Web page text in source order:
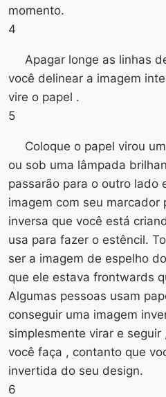
momento.
4
Apagar longe as linhas
você delinear a imagem
vire o papel .
5
Coloque o papel virou
ou sob uma lâmpada
passarão para o outro lado
imagem com seu marcador
inversa que você está
usa para fazer o estêncil.
ser a imagem de espelho
que ele estava frontwards
Algumas pessoas usam
conseguir uma imagem
simplesmente virar e
você faça , contanto que
invertida do seu design.
6